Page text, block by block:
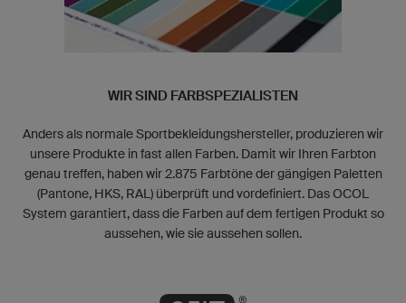
WIR SIND FARBSPEZIALISTEN
Anders als normale Sportbekleidungshersteller, produzieren wir
unsere Produkte in fast allen Farben. Damit wir Ihren Farbton
genau treffen, haben wir 2.875 Farbtöne der gängigen Paletten
(Pantone, HKS, RAL) überprüft und vordefiniert. Das OCOL
System garantiert, dass die Farben auf dem fertigen Produkt so
aussehen, wie sie aussehen sollen.